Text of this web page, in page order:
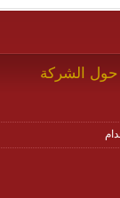
حول الشركة